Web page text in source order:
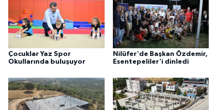
Çocuklar Yaz Spor
Okullarında buluşuyor
Nilüfer'de Başkan Özdemir,
Esentepeliler'i dinledi